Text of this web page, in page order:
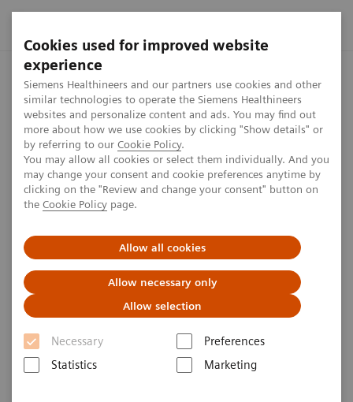
Cookies used for improved website
experience
Siemens Healthineers and our partners use cookies and other
similar technologies to operate the Siemens Healthineers
websites and personalize content and ads. You may find out
more about how we use cookies by clicking "Show details" or
by referring to our Cookie Policy.
You may allow all cookies or select them individually. And you
may change your consent and cookie preferences anytime by
clicking on the "Review and change your consent" button on
the Cookie Policy page.
Allow all cookies
Allow necessary only
Allow selection
Necessary
Preferences
Statistics
Marketing
Startseite Presse Center Press features Ergebnisse des
Ergebnisse des ersten Quartals
im Geschäftsjahr 2025
Ergebnisse des ersten Quartals im Geschäftsjahr
2025. Die Telefonkonferenz wurde live übertragen.
Veröffentlicht am 6. Februar 2025